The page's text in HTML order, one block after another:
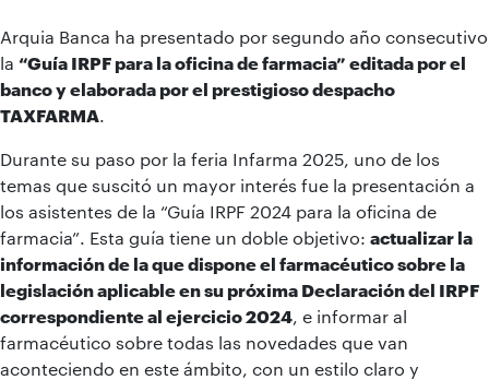
Arquia Banca ha presentado por segundo año consecutivo
la “Guía IRPF para la oficina de farmacia” editada por el
banco y elaborada por el prestigioso despacho
TAXFARMA
Durante su paso por la feria Infarma 2025, uno de los
temas que suscitó un mayor interés fue la presentación a
los asistentes de la “Guía IRPF 2024 para la oficina de
farmacia”. Esta guía tiene un doble objetivo: actualizar la
información de la que dispone el farmacéutico sobre la
legislación aplicable en su próxima Declaración del IRPF
correspondiente al ejercicio 2024 , e informar al
farmacéutico sobre todas las novedades que van
aconteciendo en este ámbito, con un estilo claro y